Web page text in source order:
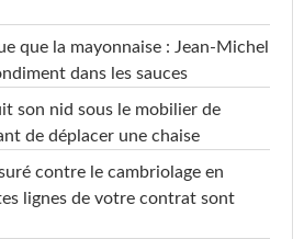
que la mayonnaise : Jean-Michel
dans les sauces
son nid sous le mobilier de
de déplacer une chaise
contre le cambriolage en
lignes de votre contrat sont